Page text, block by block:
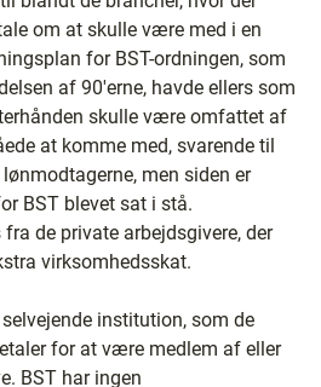
om at skulle være med i en
for BST-ordningen, som
af 90'erne, havde ellers som
skulle være omfattet af
at komme med, svarende til
men siden er
BST blevet sat i stå.
de private arbejdsgivere, der
virksomhedsskat.
institution, som de
for at være medlem af eller
BST har ingen